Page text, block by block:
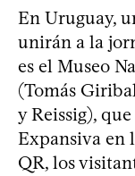
En Uruguay,
unirán a la
es el Museo
(Tomás
y Reissig),
Expansiva en
QR, los